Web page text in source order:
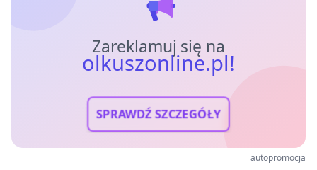
Zareklamuj się na
olkuszonline.pl!
SPRAWDŹ SZCZEGÓŁY
autopromocja